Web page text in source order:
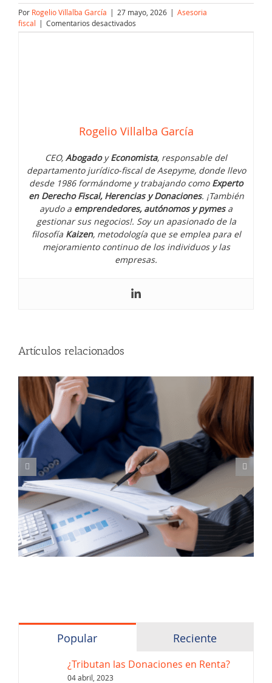
Por Rogelio Villalba García | 27 mayo, 2026 | Asesoria
fiscal | Comentarios desactivados
Los
un
pago
Rogelio Villalba García
CEO, AbogadoyEconomista, responsable del
departamento jurídico-fiscal de Asepyme, donde llevo
desde 1986 formándome y trabajando como Experto
en Derecho Fiscal, Herencias y Donaciones. ¡También
ayudo a emprendedores, autónomos y pymesa
gestionar sus negocios!. Soy un apasionado de la
filosofía Kaizen, metodología que se emplea para el
mejoramiento continuo de los individuos y las
empresas.
Artículos relacionados
¿Tienes que presentar impuestos en
agosto de 2026?
Popular Reciente
¿Tributan las Donaciones en Renta?
04 abril, 2023